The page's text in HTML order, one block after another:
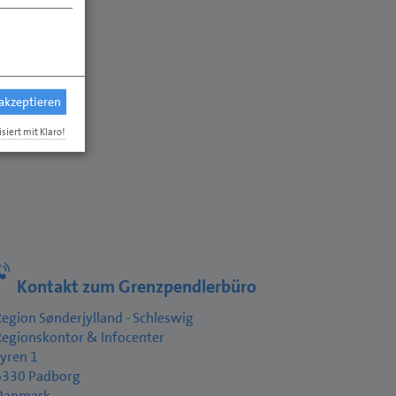
Kontakt zum Grenzpendlerbüro
Sønderjylland - Schleswig
& Infocenter
1
Padborg
mit Klaro!